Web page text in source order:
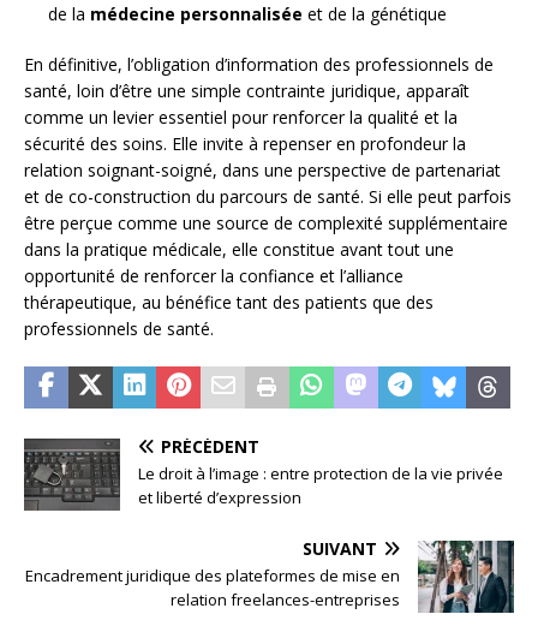
de la médecine personnalisée et de la génétique
En définitive, l’obligation d’information des professionnels de
santé, loin d’être une simple contrainte juridique, apparaît
comme un levier essentiel pour renforcer la qualité et la
sécurité des soins. Elle invite à repenser en profondeur la
relation soignant-soigné, dans une perspective de partenariat
et de co-construction du parcours de santé. Si elle peut parfois
être perçue comme une source de complexité supplémentaire
dans la pratique médicale, elle constitue avant tout une
opportunité de renforcer la confiance et l’alliance
thérapeutique, au bénéfice tant des patients que des
professionnels de santé.
PRÉCÉDENT
Le droit à l’image : entre protection de la vie privée
et liberté d’expression
SUIVANT
Encadrement juridique des plateformes de mise en
relation freelances-entreprises